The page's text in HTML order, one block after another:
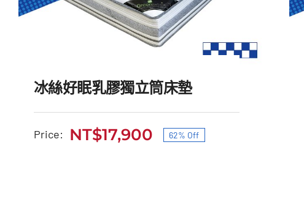
冰絲好眠乳膠獨立筒床墊
Price:
原
NT$17,900
目
62% Off